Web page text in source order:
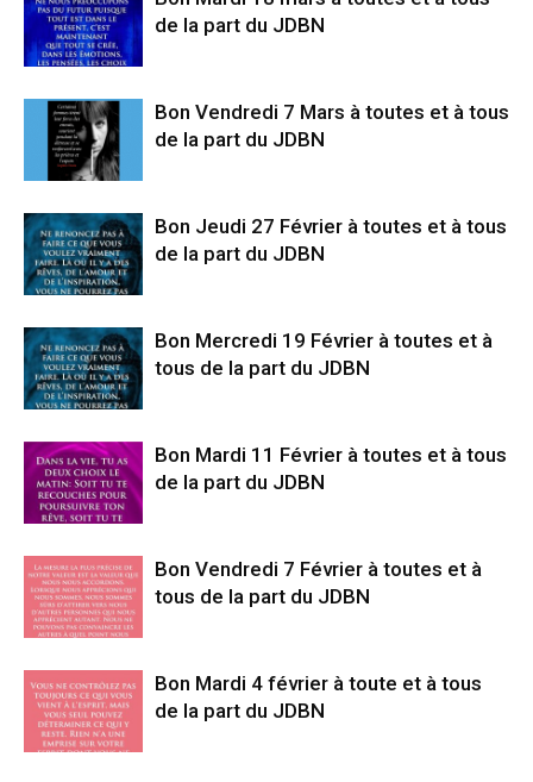
de la part du JDBN
Bon Vendredi 7 Mars à toutes et à tous
de la part du JDBN
Bon Jeudi 27 Février à toutes et à tous
de la part du JDBN
Bon Mercredi 19 Février à toutes et à
tous de la part du JDBN
Bon Mardi 11 Février à toutes et à tous
de la part du JDBN
Bon Vendredi 7 Février à toutes et à
tous de la part du JDBN
Bon Mardi 4 février à toute et à tous
de la part du JDBN